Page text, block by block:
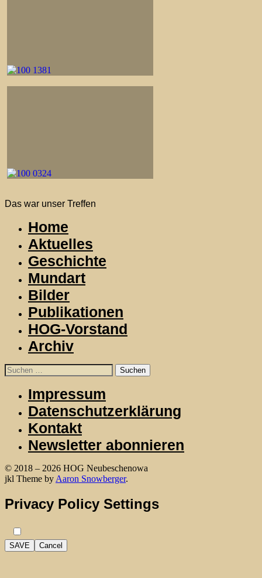
Das war unser Treffen
Home
Aktuelles
Geschichte
Mundart
Bilder
Publikationen
HOG-Vorstand
Archiv
Suchen
nach:
Impressum
Datenschutzerklärung
Kontakt
Newsletter abonnieren
© 2018 – 2026 HOG Neubeschenowa
WordPress
jkl Theme by Aaron Snowberger.
Privacy Policy Settings
SAVE Cancel